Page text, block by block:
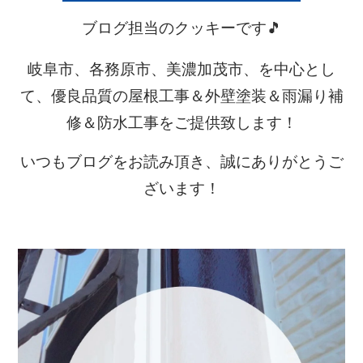
ブログ担当のクッキーです🎵
岐阜市、各務原市、美濃加茂市、を中心とし
て、優良品質の屋根工事＆外壁塗装＆雨漏り補
修＆防水工事をご提供致します！
いつもブログをお読み頂き、誠にありがとうご
ざいます！